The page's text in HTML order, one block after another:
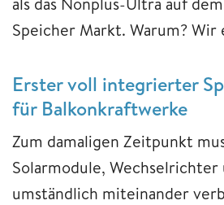
Speicher Markt. Warum? Wir
Erster voll integrierter
für Balkonkraftwerke
Zum damaligen Zeitpunkt
Solarmodule, Wechselrichter
umständlich miteinander